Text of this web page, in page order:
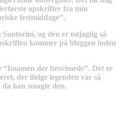
opskrifter fra min
festmiddage”.
og den er nøjagtig så
kommer på bloggen inden
der besvimede”. Det er
der ifølge legenden var så
han smagte den.